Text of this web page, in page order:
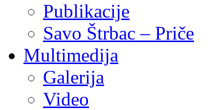
Publikacije
Savo Štrbac – Priče
Multimedija
Galerija
Video